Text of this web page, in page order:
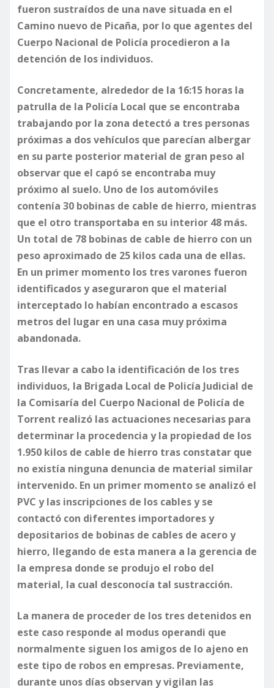
fueron sustraídos de una nave situada en el
Camino nuevo de Picaña, por lo que agentes del
Cuerpo Nacional de Policía procedieron a la
detención de los individuos.
Concretamente, alrededor de la 16:15 horas la
patrulla de la Policía Local que se encontraba
trabajando por la zona detectó a tres personas
próximas a dos vehículos que parecían albergar
en su parte posterior material de gran peso al
observar que el capó se encontraba muy
próximo al suelo. Uno de los automóviles
contenía 30 bobinas de cable de hierro, mientras
que el otro transportaba en su interior 48 más.
Un total de 78 bobinas de cable de hierro con un
peso aproximado de 25 kilos cada una de ellas.
En un primer momento los tres varones fueron
identificados y aseguraron que el material
interceptado lo habían encontrado a escasos
metros del lugar en una casa muy próxima
abandonada.
Tras llevar a cabo la identificación de los tres
individuos, la Brigada Local de Policía Judicial de
la Comisaría del Cuerpo Nacional de Policía de
Torrent realizó las actuaciones necesarias para
determinar la procedencia y la propiedad de los
1.950 kilos de cable de hierro tras constatar que
no existía ninguna denuncia de material similar
intervenido. En un primer momento se analizó el
PVC y las inscripciones de los cables y se
contactó con diferentes importadores y
depositarios de bobinas de cables de acero y
hierro, llegando de esta manera a la gerencia de
la empresa donde se produjo el robo del
material, la cual desconocía tal sustracción.
La manera de proceder de los tres detenidos en
este caso responde al modus operandi que
normalmente siguen los amigos de lo ajeno en
este tipo de robos en empresas. Previamente,
durante unos días observan y vigilan las